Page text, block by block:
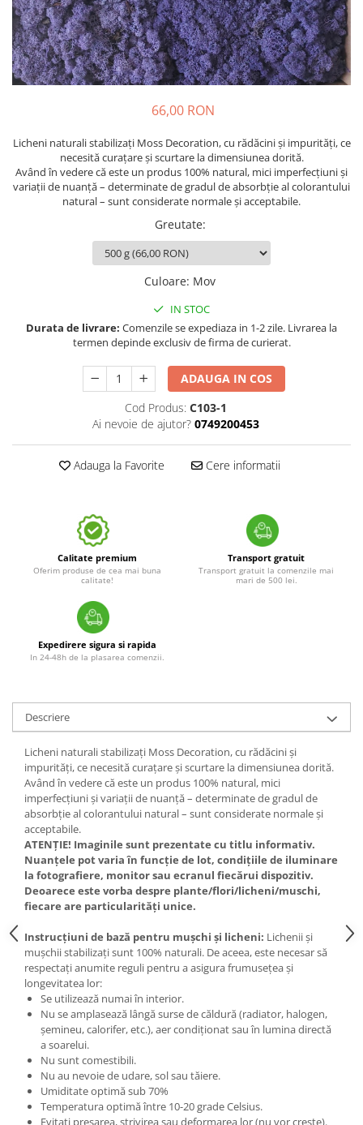
66,00 RON
Licheni naturali stabilizați Moss Decoration, cu rădăcini și impurități, ce
necesită curațare și scurtare la dimensiunea dorită.
Având în vedere că este un produs 100% natural, mici imperfecțiuni și
variații de nuanță – determinate de gradul de absorbție al colorantului
natural – sunt considerate normale și acceptabile.
Greutate:
Culoare: Mov
IN STOC
Durata de livrare: Comenzile se expediaza in 1-2 zile. Livrarea la
termen depinde exclusiv de firma de curierat.
ADAUGA IN COS
Cod Produs: C103-1
Ai nevoie de ajutor? 0749200453
Adauga la Favorite Cere informatii
Calitate premium
Oferim produse de cea mai buna
calitate!
Transport gratuit
Transport gratuit la comenzile mai
mari de 500 lei.
Expedirere sigura si rapida
In 24-48h de la plasarea comenzii.
Descriere
Licheni naturali stabilizați Moss Decoration, cu rădăcini și
impurități, ce necesită curațare și scurtare la dimensiunea dorită.
Având în vedere că este un produs 100% natural, mici
imperfecțiuni și variații de nuanță – determinate de gradul de
absorbție al colorantului natural – sunt considerate normale și
acceptabile.
ATENȚIE! Imaginile sunt prezentate cu titlu informativ.
Nuanțele pot varia în funcție de lot, condițiile de iluminare
la fotografiere, monitor sau ecranul fiecărui dispozitiv.
Deoarece este vorba despre plante/flori/licheni/muschi,
fiecare are particularități unice.
Instrucțiuni de bază pentru mușchi și licheni: Lichenii și
mușchii stabilizați sunt 100% naturali. De aceea, este necesar să
respectați anumite reguli pentru a asigura frumusețea și
longevitatea lor:
Se utilizează numai în interior.
Nu se amplasează lângă surse de căldură (radiator, halogen,
șemineu, calorifer, etc.), aer condiționat sau în lumina directă
a soarelui.
Nu sunt comestibili.
Nu au nevoie de udare, sol sau tăiere.
Umiditate optimă sub 70%
Temperatura optimă între 10-20 grade Celsius.